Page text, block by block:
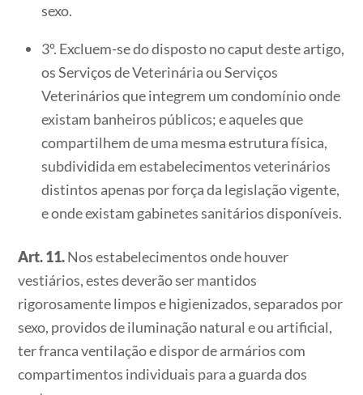
sexo.
3º. Excluem-se do disposto no caput deste artigo,
os Serviços de Veterinária ou Serviços
Veterinários que integrem um condomínio onde
existam banheiros públicos; e aqueles que
compartilhem de uma mesma estrutura física,
subdividida em estabelecimentos veterinários
distintos apenas por força da legislação vigente,
e onde existam gabinetes sanitários disponíveis.
Art. 11.Nos estabelecimentos onde houver
vestiários, estes deverão ser mantidos
rigorosamente limpos e higienizados, separados por
sexo, providos de iluminação natural e ou artificial,
ter franca ventilação e dispor de armários com
compartimentos individuais para a guarda dos